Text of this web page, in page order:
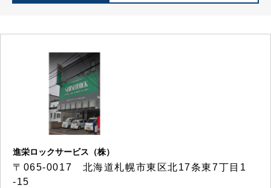
進栄ロックサービス（株）
〒065-0017 北海道札幌市東区北17条東7丁目1
-15